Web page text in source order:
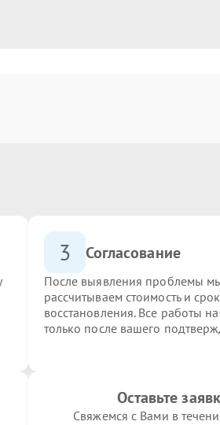
3 Согласование
После выявления проблемы
рассчитываем стоимость и
восстановления. Все работы
только после вашего
Оставьте
Свяжемся с Вами в